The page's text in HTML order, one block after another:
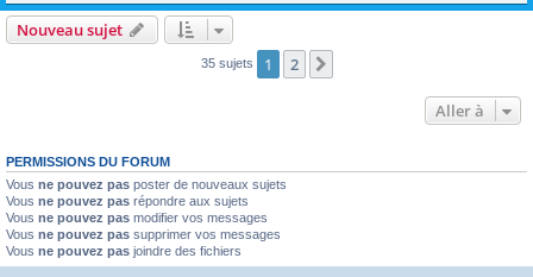
Nouveau sujet
35 sujets 1 2
Aller à
PERMISSIONS DU FORUM
Vous ne pouvez pas poster de nouveaux sujets
Vous ne pouvez pas répondre aux sujets
Vous ne pouvez pas modifier vos messages
Vous ne pouvez pas supprimer vos messages
Vous ne pouvez pas joindre des fichiers